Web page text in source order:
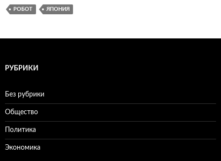
РОБОТ ЯПОНИЯ
РУБРИКИ
Без рубрики
Общество
Политика
Экономика